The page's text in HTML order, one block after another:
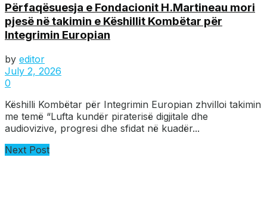
Përfaqësuesja e Fondacionit H.Martineau mori
pjesë në takimin e Këshillit Kombëtar për
Integrimin Europian
by editor
July 2, 2026
0
Këshilli Kombëtar për Integrimin Europian zhvilloi takimin
me temë “Lufta kundër piraterisë digjitale dhe
audiovizive, progresi dhe sfidat në kuadër...
Next Post